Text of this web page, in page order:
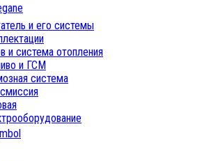
и его системы
и система отопления
и ГСМ
система